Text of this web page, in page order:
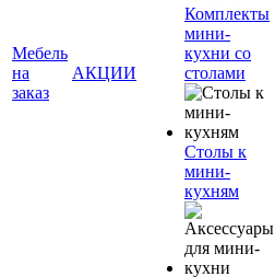
Мебель
на
заказ
АКЦИИ
Комплекты
мини-
кухни со
столами
Столы к
мини-
кухням